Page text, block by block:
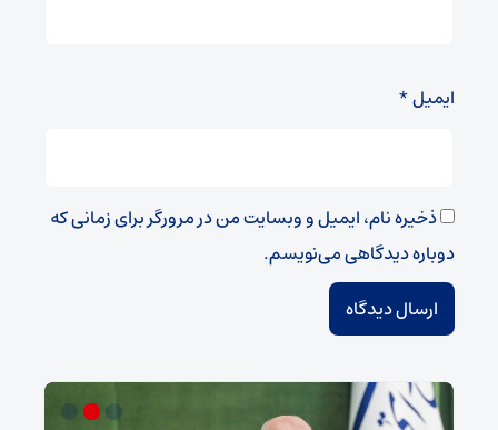
ایمیل*
ذخیره نام، ایمیل و وبسایت من در مرورگر برای زمانی که
دوباره دیدگاهی می‌نویسم.